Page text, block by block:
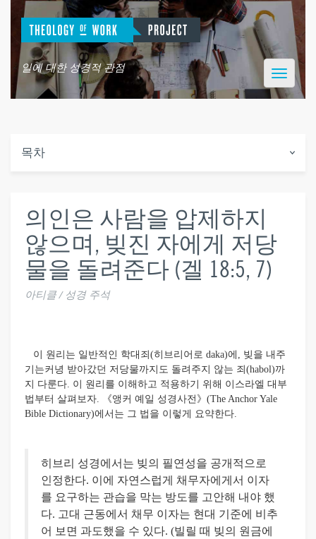
일에 대한 성경적 관점
Toggle
목차
의인은 사람을 압제하지
않으며, 빚진 자에게 저당
물을 돌려준다 (겔 18:5, 7)
아티클 / 성경 주석
이 원리는 일반적인 학대죄(히브리어로 daka)에, 빚을 내주
기는커녕 받아갔던 저당물까지도 돌려주지 않는 죄(habol)까
지 다룬다. 이 원리를 이해하고 적용하기 위해 이스라엘 대부
법부터 살펴보자. 《앵커 예일 성경사전》(The Anchor Yale
Bible Dictionary)에서는 그 법을 이렇게 요약한다.
히브리 성경에서는 빚의 필연성을 공개적으로
인정한다. 이에 자연스럽게 채무자에게서 이자
를 요구하는 관습을 막는 방도를 고안해 내야 했
다. 고대 근동에서 채무 이자는 현대 기준에 비추
어 보면 과도했을 수 있다. (빌릴 때 빚의 원금에